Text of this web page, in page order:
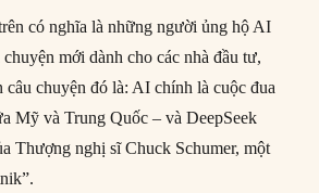
có nghĩa là những người ủng hộ AI
mới dành cho các nhà đầu tư,
câu chuyện đó là: AI chính là cuộc đua
Mỹ và Trung Quốc – và DeepSeek
Thượng nghị sĩ Chuck Schumer, một